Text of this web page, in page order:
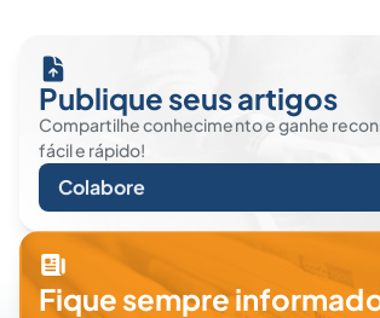
Publique seus artigos
Compartilhe conhecimento e ganhe
fácil e rápido!
Colabore
Fique sempre